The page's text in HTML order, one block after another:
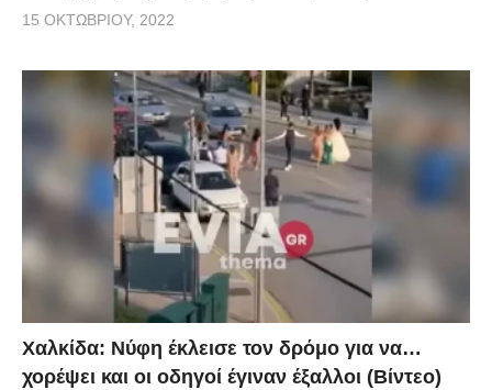
15 ΟΚΤΩΒΡΊΟΥ, 2022
Χαλκίδα: Νύφη έκλεισε τον δρόμο για να…
χορέψει και οι οδηγοί έγιναν έξαλλοι (Βίντεο)